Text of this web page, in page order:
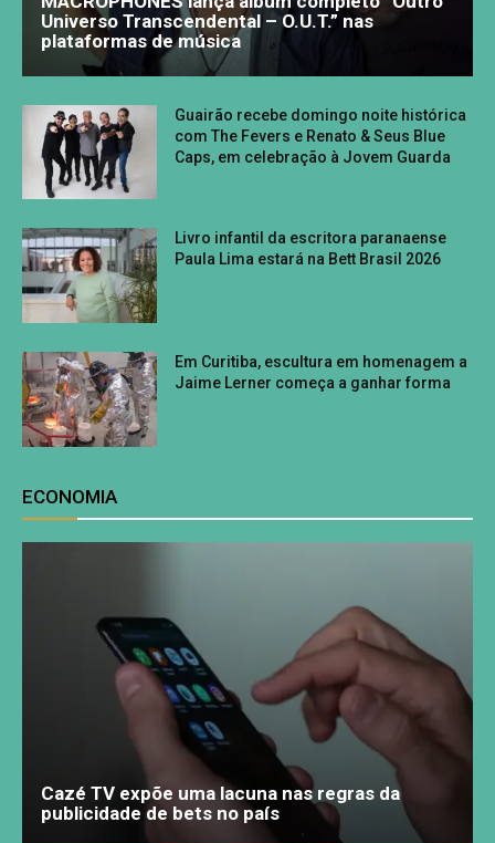
Universo Transcendental – O.U.T.” nas
plataformas de música
Guairão recebe domingo noite histórica
com The Fevers e Renato & Seus Blue
Caps, em celebração à Jovem Guarda
Livro infantil da escritora paranaense
Paula Lima estará na Bett Brasil 2026
Em Curitiba, escultura em homenagem a
Jaime Lerner começa a ganhar forma
ECONOMIA
Cazé TV expõe uma lacuna nas regras da
publicidade de bets no país